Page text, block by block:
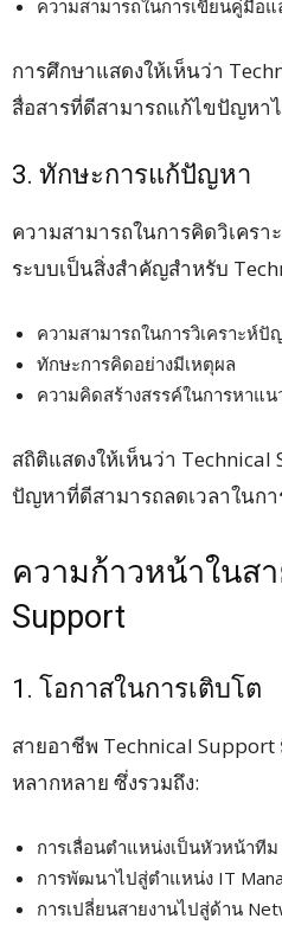
ความสามารถในการเขียนคู่มือแ
การศึกษาแสดงให้เห็นว่า
สื่อสารที่ดีสามารถแก้ไขปัญหาไ
3. ทักษะการแก้ปัญหา
ความสามารถในการคิดวิเคร
ระบบเป็นสิ่งสำคัญสำหรับ
ความสามารถในการวิเคราะห์
ทักษะการคิดอย่างมีเหตุผล
ความคิดสร้างสรรค์ในการหาแ
สถิติแสดงให้เห็นว่า
ปัญหาที่ดีสามารถลดเวลาในก
ความก้าวหน้าในส
Support
1. โอกาสในการเติบโต
สายอาชีพ Technical Support
หลากหลาย ซึ่งรวมถึง:
การเลื่อนตำแหน่งเป็นหัวหน้าทีม
การพัฒนาไปสู่ตำแหน่ง IT
การเปลี่ยนสายงานไปสู่ด้าน